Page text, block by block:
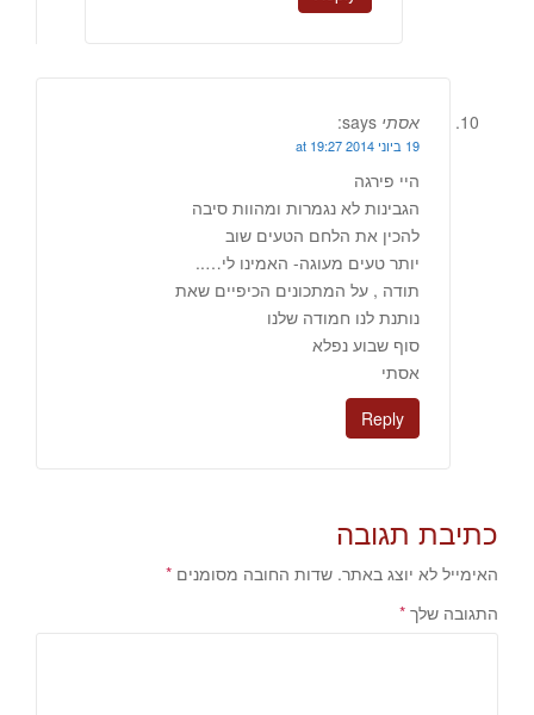
אסתי says:
19 ביוני 2014 at 19:27
היי פירגה
הגבינות לא נגמרות ומהוות סיבה
להכין את הלחם הטעים שוב
יותר טעים מעוגה- האמינו לי…..
תודה , על המתכונים הכיפיים שאת
נותנת לנו חמודה שלנו
סוף שבוע נפלא
אסתי
Reply
כתיבת תגובה
האימייל לא יוצג באתר. שדות החובה מסומנים *
התגובה שלך *